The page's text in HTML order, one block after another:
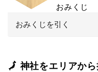
おみくじ
おみくじを引く
🗾 神社をエリアか